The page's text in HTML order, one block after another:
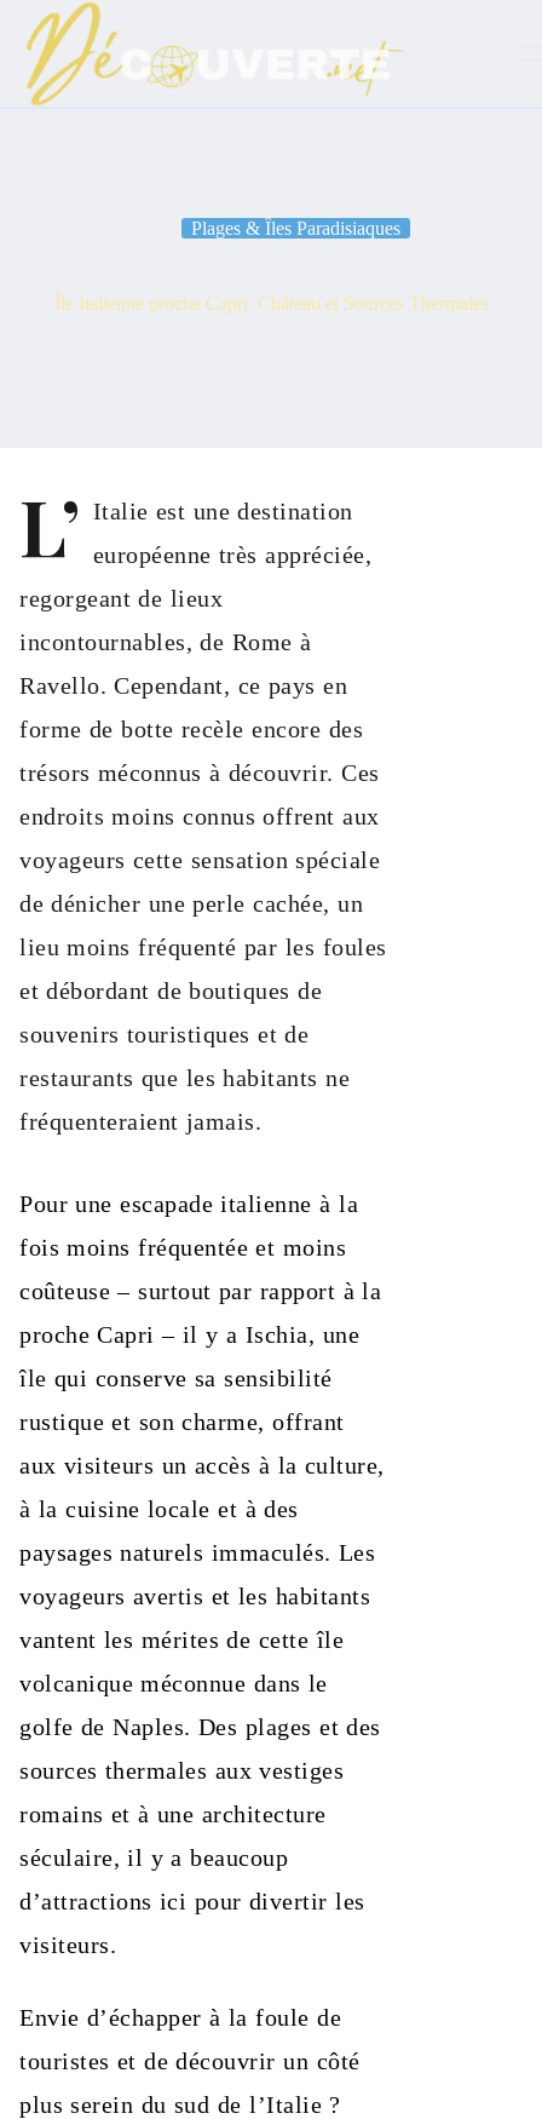
contenu
Plages & Îles Paradisiaques
Île Italienne proche Capri: Château et Sources Thermales
L’ Italie est une destination
européenne très appréciée,
regorgeant de lieux
incontournables, de Rome à
Ravello. Cependant, ce pays en
forme de botte recèle encore des
trésors méconnus à découvrir. Ces
endroits moins connus offrent aux
voyageurs cette sensation spéciale
de dénicher une perle cachée, un
lieu moins fréquenté par les foules
et débordant de boutiques de
souvenirs touristiques et de
restaurants que les habitants ne
fréquenteraient jamais.
Pour une escapade italienne à la
fois moins fréquentée et moins
coûteuse – surtout par rapport à la
proche Capri – il y a Ischia, une
île qui conserve sa sensibilité
rustique et son charme, offrant
aux visiteurs un accès à la culture,
à la cuisine locale et à des
paysages naturels immaculés. Les
voyageurs avertis et les habitants
vantent les mérites de cette île
volcanique méconnue dans le
golfe de Naples. Des plages et des
sources thermales aux vestiges
romains et à une architecture
séculaire, il y a beaucoup
d’attractions ici pour divertir les
visiteurs.
Envie d’échapper à la foule de
touristes et de découvrir un côté
plus serein du sud de l’Italie ?